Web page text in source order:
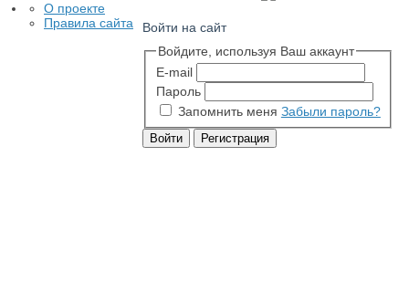
Войти на сайт
Войдите, используя Ваш аккаунт
E-mail
Пароль
Запомнить меня Забыли пароль?
О проекте
Правила сайта